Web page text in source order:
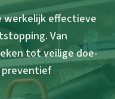
werkelijk effectieve
Van
tot veilige doe-
preventief